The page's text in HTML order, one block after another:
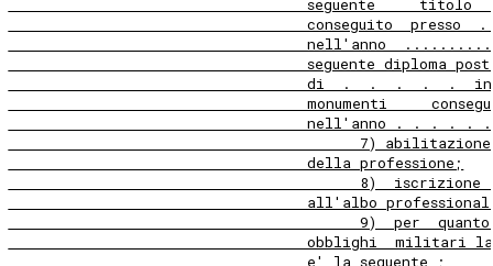
seguente     titolo
conseguito  presso
nell'anno
seguente diploma
di  .  .  .  .  .
monumenti
nell'anno . . . . .
7)
                                  della professione;
8)  iscrizione
all'albo
9)  per
obblighi  militari
                                  e' la seguente ;